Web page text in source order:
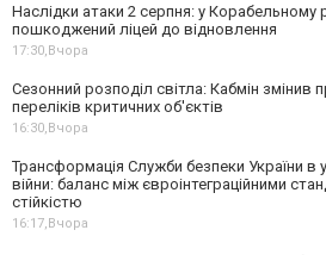
Наслідки атаки 2 серпня: у Корабельному
пошкоджений ліцей до відновлення
17:30, Вчора
Сезонний розподіл світла: Кабмін
переліків критичних об'єктів
16:30, Вчора
Трансформація Служби безпеки України в
війни: баланс між євроінтеграційними
стійкістю
16:17, Вчора